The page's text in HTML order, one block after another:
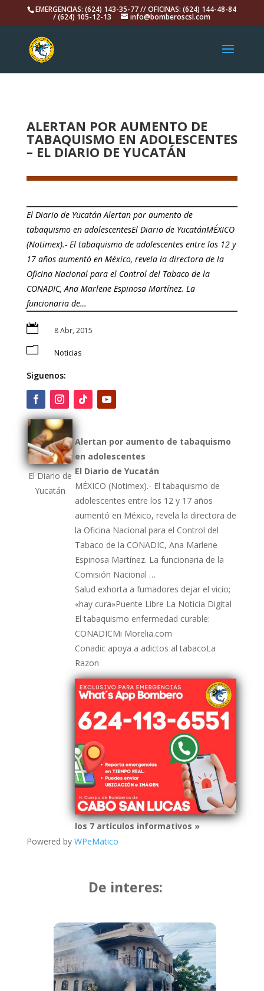
EMERGENCIAS: (624) 143-35-77 // OFICINAS: (624) 144-48-84
/ (624) 105-12-13 info@bomberoscsl.com
ALERTAN POR AUMENTO DE
TABAQUISMO EN ADOLESCENTES
– EL DIARIO DE YUCATÁN
El Diario de Yucatán Alertan por aumento de
tabaquismo en adolescentesEl Diario de YucatánMÉXICO
(Notimex).- El tabaquismo de adolescentes entre los 12 y
17 años aumentó en México, revela la directora de la
Oficina Nacional para el Control del Tabaco de la
CONADIC, Ana Marlene Espinosa Martínez. La
funcionaria de…
 8 Abr, 2015
m Noticias
Siguenos:
El Diario de
Yucatán
Alertan por aumento de tabaquismo
en adolescentes
El Diario de Yucatán
MÉXICO (Notimex).- El tabaquismo de
adolescentes entre los 12 y 17 años
aumentó en México, revela la directora de
la Oficina Nacional para el Control del
Tabaco de la CONADIC, Ana Marlene
Espinosa Martínez. La funcionaria de la
Comisión Nacional …
Salud exhorta a fumadores dejar el vicio;
«hay cura»Puente Libre La Noticia Digital
El tabaquismo enfermedad curable:
CONADICMi Morelia.com
Conadic apoya a adictos al tabacoLa
Razon
los 7 artículos informativos »
Powered by WPeMatico
De interes: